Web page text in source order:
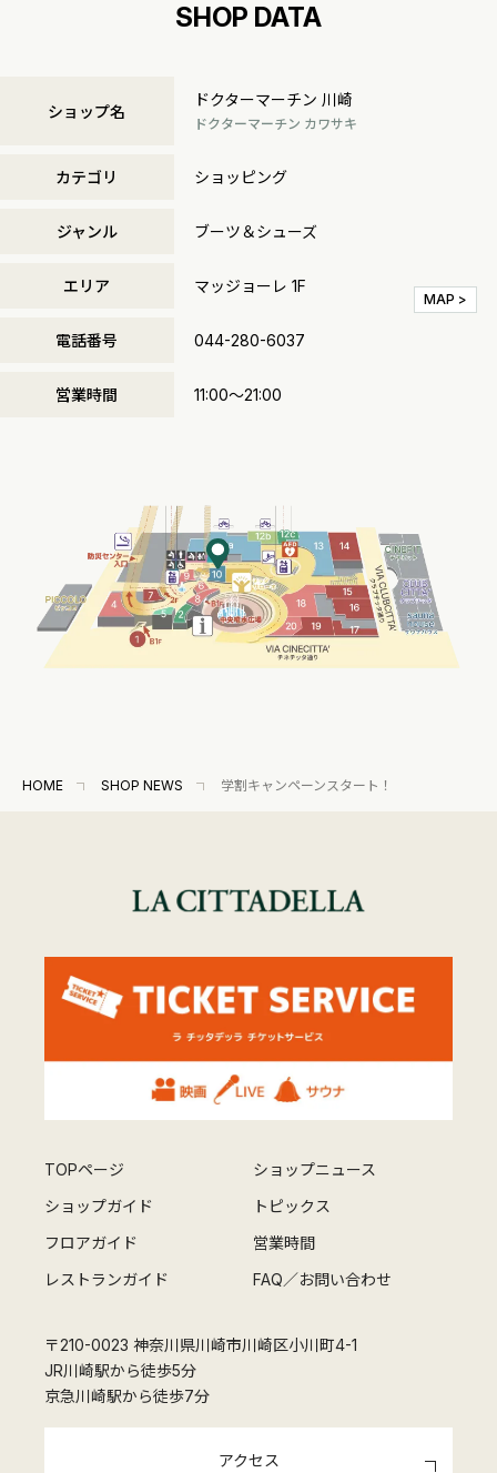
SHOP DATA
ショップ名
ドクターマーチン 川崎
ドクターマーチン カワサキ
カテゴリ ショッピング
ジャンル ブーツ＆シューズ
エリア マッジョーレ 1F
MAP >
電話番号 044-280-6037
営業時間 11:00～21:00
HOME SHOP NEWS 学割キャンペーンスタート！
TOPページ
ショップニュース
ショップガイド
トピックス
フロアガイド
営業時間
レストランガイド
FAQ／お問い合わせ
〒210-0023 神奈川県川崎市川崎区小川町4-1
JR川崎駅から徒歩5分
京急川崎駅から徒歩7分
アクセス